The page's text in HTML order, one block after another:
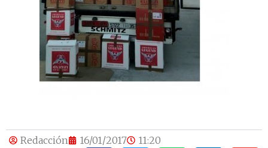
Redacción 16/01/2017 11:20